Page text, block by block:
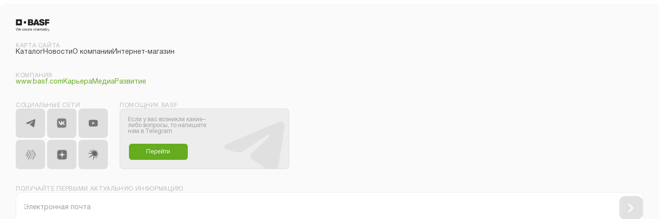
КАРТА САЙТА
КаталогНовостиО компании Интернет-магазин
КОМПАНИЯ
www.basf.com КарьераМедиаРазвитие
СОЦИАЛЬНЫЕ СЕТИ ПОМОЩНИК BASF
Если у вас возникли какие–
либо вопросы, то напишите
нам в Telegram
Перейти
ПОЛУЧАЙТЕ ПЕРВЫМИ АКТУАЛЬНУЮ ИНФОРМАЦИЮ